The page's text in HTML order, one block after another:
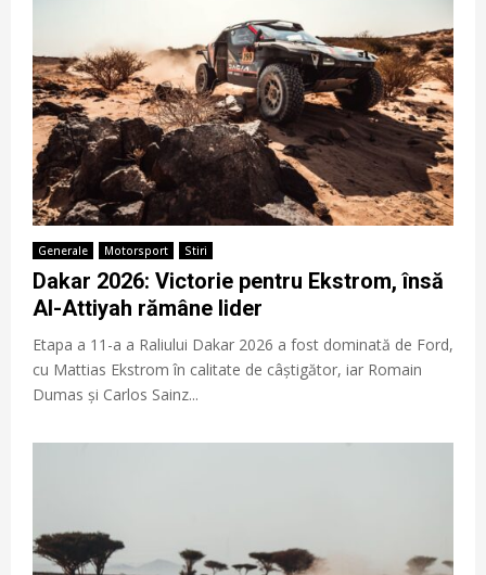
Generale Motorsport Stiri
Dakar 2026: Victorie pentru Ekstrom, însă
Al-Attiyah rămâne lider
Etapa a 11-a a Raliului Dakar 2026 a fost dominată de Ford,
cu Mattias Ekstrom în calitate de câștigător, iar Romain
Dumas și Carlos Sainz...